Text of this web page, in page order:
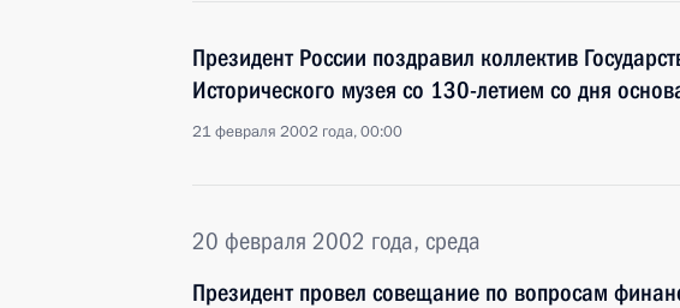
Президент России поздравил коллектив
Исторического музея со 130-летием со дня
21 февраля 2002 года, 00:00
20 февраля 2002 года, среда
Президент провел совещание по вопросам